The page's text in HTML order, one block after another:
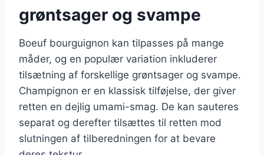
grøntsager og svampe
Boeuf bourguignon kan tilpasses på mange
måder, og en populær variation inkluderer
tilsætning af forskellige grøntsager og svampe.
Champignon er en klassisk tilføjelse, der giver
retten en dejlig umami-smag. De kan sauteres
separat og derefter tilsættes til retten mod
slutningen af tilberedningen for at bevare